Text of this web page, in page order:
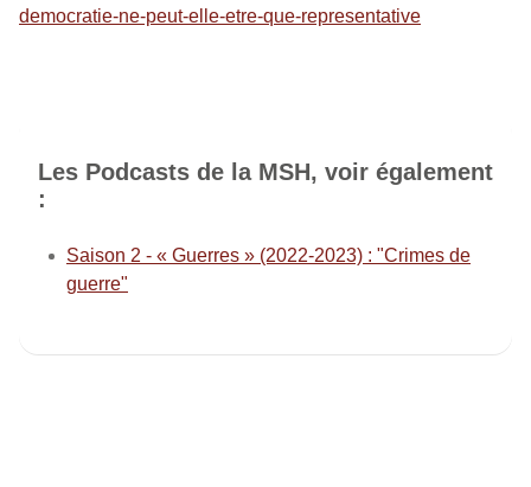
democratie-ne-peut-elle-etre-que-representative
Les Podcasts de la MSH, voir également
:
Saison 2 - « Guerres » (2022-2023) : "Crimes de
guerre"